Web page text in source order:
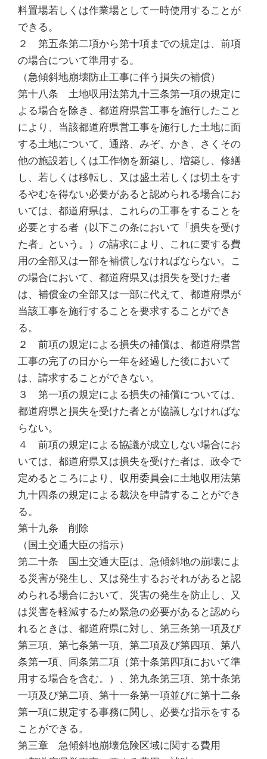
料置場若しくは作業場として一時使用することが
できる。
２ 第五条第二項から第十項までの規定は、前項
の場合について準用する。
（急傾斜地崩壊防止工事に伴う損失の補償）
第十八条 土地収用法第九十三条第一項の規定に
よる場合を除き、都道府県営工事を施行したこと
により、当該都道府県営工事を施行した土地に面
する土地について、通路、みぞ、かき、さくその
他の施設若しくは工作物を新築し、増築し、修繕
し、若しくは移転し、又は盛土若しくは切土をす
るやむを得ない必要があると認められる場合にお
いては、都道府県は、これらの工事をすることを
必要とする者（以下この条において「損失を受け
た者」という。）の請求により、これに要する費
用の全部又は一部を補償しなければならない。こ
の場合において、都道府県又は損失を受けた者
は、補償金の全部又は一部に代えて、都道府県が
当該工事を施行することを要求することができ
る。
２ 前項の規定による損失の補償は、都道府県営
工事の完了の日から一年を経過した後において
は、請求することができない。
３ 第一項の規定による損失の補償については、
都道府県と損失を受けた者とが協議しなければな
らない。
４ 前項の規定による協議が成立しない場合にお
いては、都道府県又は損失を受けた者は、政令で
定めるところにより、収用委員会に土地収用法第
九十四条の規定による裁決を申請することができ
る。
第十九条 削除
（国土交通大臣の指示）
第二十条 国土交通大臣は、急傾斜地の崩壊によ
る災害が発生し、又は発生するおそれがあると認
められる場合において、災害の発生を防止し、又
は災害を軽減するため緊急の必要があると認めら
れるときは、都道府県に対し、第三条第一項及び
第三項、第七条第一項、第二項及び第四項、第八
条第一項、同条第二項（第十条第四項において準
用する場合を含む。）、第九条第三項、第十条第
一項及び第二項、第十一条第一項並びに第十二条
第一項に規定する事務に関し、必要な指示をする
ことができる。
第三章 急傾斜地崩壊危険区域に関する費用